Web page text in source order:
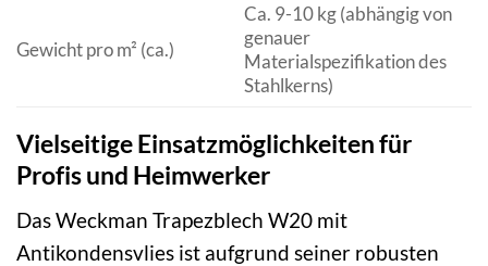
Gewicht pro m² (ca.)
Ca. 9-10 kg (abhängig von
genauer
Materialspezifikation des
Stahlkerns)
Vielseitige Einsatzmöglichkeiten für
Profis und Heimwerker
Das Weckman Trapezblech W20 mit
Antikondensvlies ist aufgrund seiner robusten